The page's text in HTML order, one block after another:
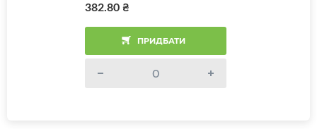
382.80₴
ПРИДБАТИ